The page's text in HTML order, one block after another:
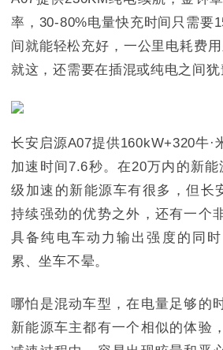
率，30-80%电量快充时间只需要
间就能轻松充好，一公里电耗费
就这，还需要在插混或纯电之间犹
长安启源A07提供160kW+320牛·
加速时间7.6秒。在20万内的新
级加速的新能源车有很多，但长
持续强劲的优势之外，还有一个
具备纯电车动力输出强度的同
累、坐车不晕。
哪怕是混动车型，在电量足够的
新能源车主都有一个相似的体验